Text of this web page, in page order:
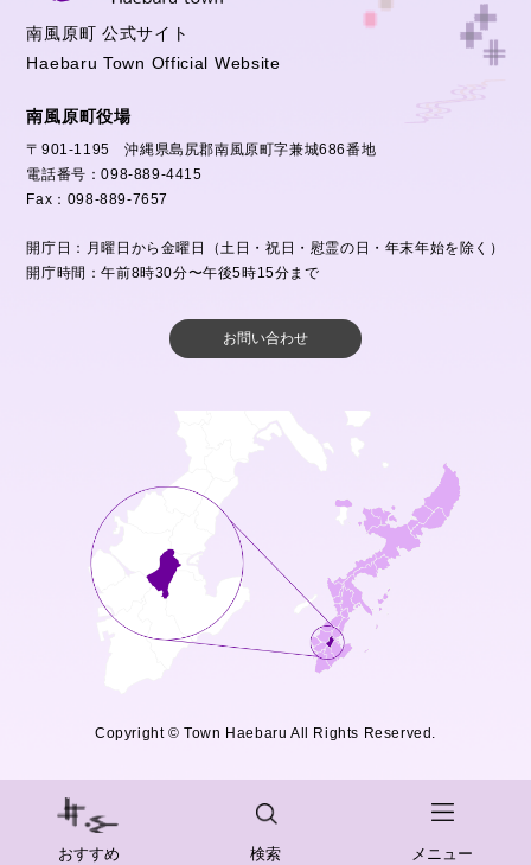
おすすめ 検索 メニュー
南風原町 公式サイト
Haebaru Town Official Website
南風原町役場
〒901-1195 沖縄県島尻郡南風原町字兼城686番地
電話番号：098-889-4415
Fax：098-889-7657
開庁日：月曜日から金曜日（土日・祝日・慰霊の日・年末年始を除く）
開庁時間：午前8時30分〜午後5時15分まで
お問い合わせ
Copyright © Town Haebaru All Rights Reserved.